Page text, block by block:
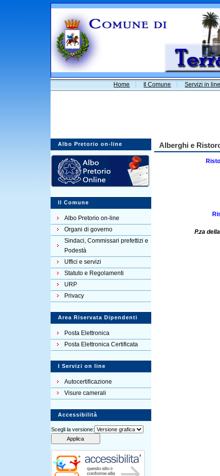
Home Il Comune Servizi in
Albo Pretorio on-line
Il Comune
Albo Pretorio on-line
Organi di governo
Sindaci, Commissari prefettizi e
Podestà
Uffici e servizi
Statuto e Regolamenti
URP
Privacy
Area Riservata Dipendenti
Posta Elettronica
Posta Elettronica Certificata
I Servizi on line
Autocertificazione
Visure camerali
Accessibilità
Scegli la versione:
Alberghi e
P.za